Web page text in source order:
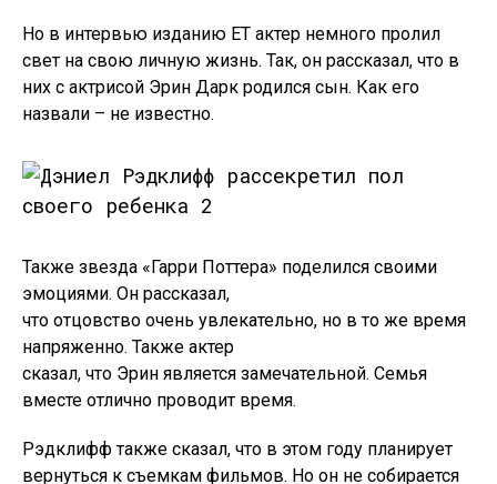
Но в интервью изданию ЕТ актер немного пролил
свет на свою личную жизнь. Так, он рассказал, что в
них с актрисой Эрин Дарк родился сын. Как его
назвали – не известно.
Также звезда «Гарри Поттера» поделился своими
эмоциями. Он рассказал,
что отцовство очень увлекательно, но в то же время
напряженно. Также актер
сказал, что Эрин является замечательной. Семья
вместе отлично проводит время.
Рэдклифф также сказал, что в этом году планирует
вернуться к съемкам фильмов. Но он не собирается